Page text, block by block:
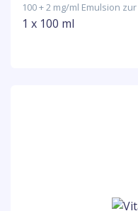
100 + 2 mg/ml Emulsion
1 x 100 ml